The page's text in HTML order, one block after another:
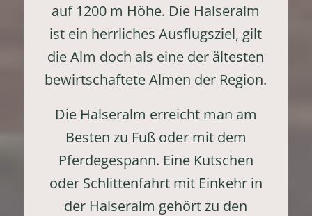
auf 1200 m Höhe. Die Halseralm
ist ein herrliches Ausflugsziel, gilt
die Alm doch als eine der ältesten
bewirtschaftete Almen der Region.
Die Halseralm erreicht man am
Besten zu Fuß oder mit dem
Pferdegespann. Eine Kutschen
oder Schlittenfahrt mit Einkehr in
der Halseralm gehört zu den